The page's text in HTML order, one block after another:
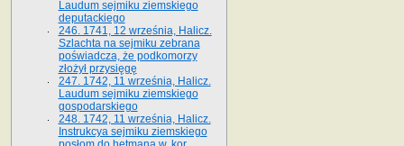
Laudum sejmiku ziemskiego
deputackiego
246. 1741, 12 września, Halicz.
Szlachta na sejmiku zebrana
poświadcza, że podkomorzy
złożył przysięgę
247. 1742, 11 września, Halicz.
Laudum sejmiku ziemskiego
gospodarskiego
248. 1742, 11 września, Halicz.
Instrukcya sejmiku ziemskiego